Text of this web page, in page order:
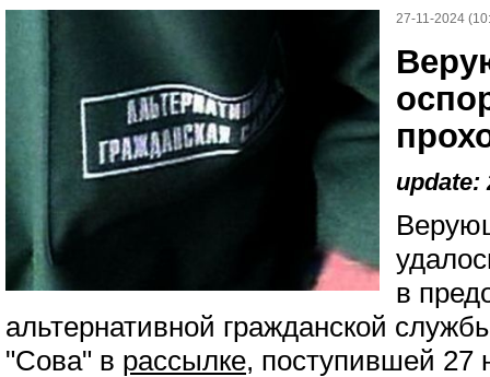
27-11-2024
update:
в
альтернативной гражданской
"Сова" в рассылке, поступившей 27